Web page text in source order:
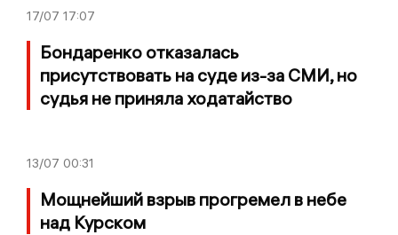
17/07 17:07
Бондаренко отказалась
присутствовать на суде из-за СМИ, но
судья не приняла ходатайство
13/07 00:31
Мощнейший взрыв прогремел в небе
над Курском